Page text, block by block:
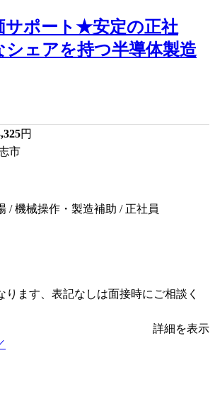
サポート★安定の正社
シェアを持つ半導体製造
円
市
/ 機械操作・製造補助 / 正社員
ます、表記なしは面接時にご相談く
詳細を表示